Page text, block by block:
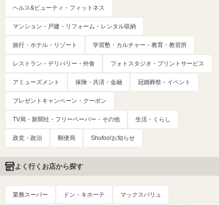
ヘルス&ビューティ・フィットネス
マンション・戸建・リフォーム・レンタル収納
旅行・ホテル・リゾート 学習塾・カルチャー・教育・教習所
レストラン・デリバリー・外食 フォトスタジオ・プリントサービス
アミューズメント 保険・共済・金融 冠婚葬祭・イベント
プレゼントキャンペーン・クーポン
TV局・新聞社・フリーペーパー・その他 生活・くらし
政党・政治 郵便局 Shufoo!お知らせ
よく行くお店から探す
業務スーパー ドン・キホーテ マックスバリュ